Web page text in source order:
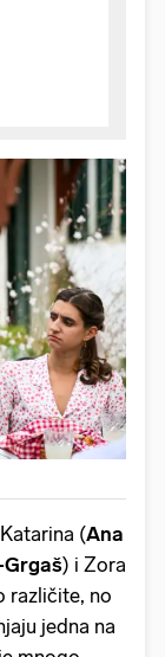
(Ana
Grgaš) i Zora
različite, no
jedna na